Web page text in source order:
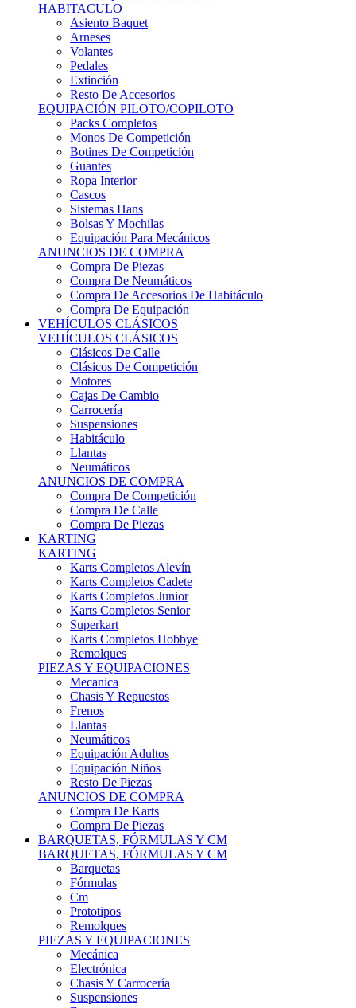
HABITACULO
Asiento Baquet
Arneses
Volantes
Pedales
Extinción
Resto De Accesorios
EQUIPACIÓN PILOTO/COPILOTO
Packs Completos
Monos De Competición
Botines De Competición
Guantes
Ropa Interior
Cascos
Sistemas Hans
Bolsas Y Mochilas
Equipación Para Mecánicos
ANUNCIOS DE COMPRA
Compra De Piezas
Compra De Neumáticos
Compra De Accesorios De Habitáculo
Compra De Equipación
VEHÍCULOS CLÁSICOS
VEHÍCULOS CLÁSICOS
Clásicos De Calle
Clásicos De Competición
Motores
Cajas De Cambio
Carrocería
Suspensiones
Habitáculo
Llantas
Neumáticos
ANUNCIOS DE COMPRA
Compra De Competición
Compra De Calle
Compra De Piezas
KARTING
KARTING
Karts Completos Alevín
Karts Completos Cadete
Karts Completos Junior
Karts Completos Senior
Superkart
Karts Completos Hobbye
Remolques
PIEZAS Y EQUIPACIONES
Mecanica
Chasis Y Repuestos
Frenos
Llantas
Neumáticos
Equipación Adultos
Equipación Niños
Resto De Piezas
ANUNCIOS DE COMPRA
Compra De Karts
Compra De Piezas
BARQUETAS, FÓRMULAS Y CM
BARQUETAS, FÓRMULAS Y CM
Barquetas
Fórmulas
Cm
Prototipos
Remolques
PIEZAS Y EQUIPACIONES
Mecánica
Electrónica
Chasis Y Carrocería
Suspensiones